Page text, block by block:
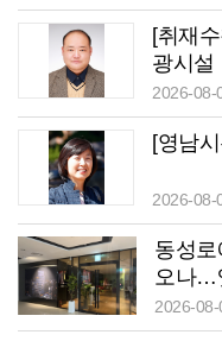
[취재
광시설
2026-08-
[영남
2026-08-
동성로
오나…
2026-08-